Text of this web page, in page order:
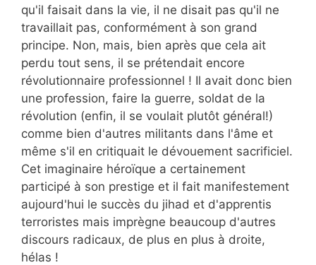
qu'il faisait dans la vie, il ne disait pas qu'il ne
travaillait pas, conformément à son grand
principe. Non, mais, bien après que cela ait
perdu tout sens, il se prétendait encore
révolutionnaire professionnel ! Il avait donc bien
une profession, faire la guerre, soldat de la
révolution (enfin, il se voulait plutôt général!)
comme bien d'autres militants dans l'âme et
même s'il en critiquait le dévouement sacrificiel.
Cet imaginaire héroïque a certainement
participé à son prestige et il fait manifestement
aujourd'hui le succès du jihad et d'apprentis
terroristes mais imprègne beaucoup d'autres
discours radicaux, de plus en plus à droite,
hélas !